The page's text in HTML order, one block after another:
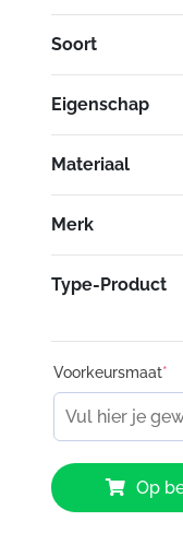
Soort
Eigenschap
Materiaal
Merk
Type-Product
Voorkeursmaat*
Dainese
Racing
Op